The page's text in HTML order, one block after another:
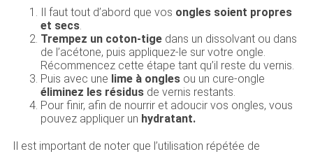
Il faut tout d’abord que vos ongles soient propres
et secs.
Trempez un coton-tigedans un dissolvant ou dans
de l’acétone, puis appliquez-le sur votre ongle.
Récommencez cette étape tant qu’il reste du vernis.
Puis avec une lime à onglesou un cure-ongle
éliminez les résidusde vernis restants.
Pour finir, afin de nourrir et adoucir vos ongles, vous
pouvez appliquer un hydratant.
Il est important de noter que l’utilisation répétée de